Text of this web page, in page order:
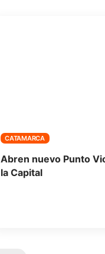
CATAMARCA
Abren nuevo Punto
la Capital